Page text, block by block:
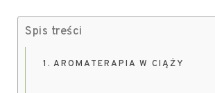
Spis treści
AROMATERAPIA W CIĄŻY